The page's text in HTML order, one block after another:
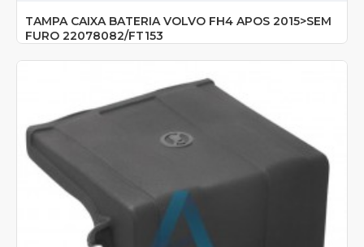
TAMPA CAIXA BATERIA VOLVO FH4 APOS 2015>SEM
FURO 22078082/FT153